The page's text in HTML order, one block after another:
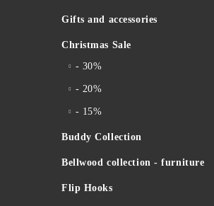
Gifts and accessories
Christmas Sale
- 30%
- 20%
- 15%
Buddy Collection
Bellwood collection - furniture
Flip Hooks